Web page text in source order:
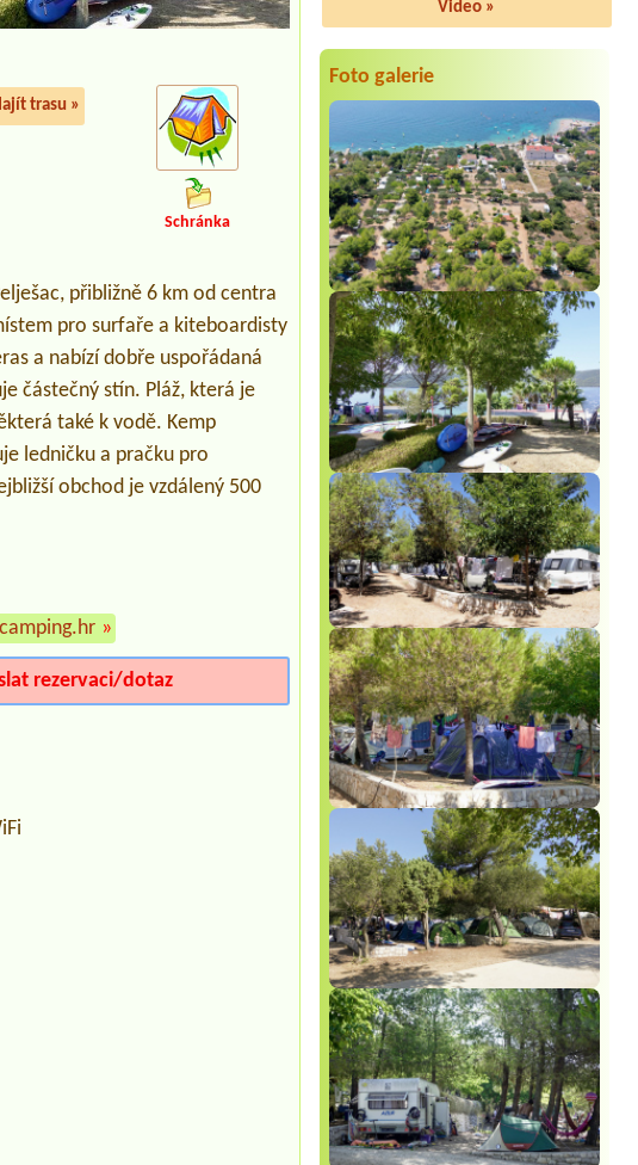
Kosirina **
1x tent for 2 and small Van ProAce
versoOne camping place for small van
and small tent with el power
Termín od 2026-08-28 |Camping
Kozarica ****
Termín od 2026-08-14 |Camp Baško
Polje ***
Tent 3x3 m, 2 adults
Termín od 2026-08-28 |Camping
Family Kopacevo *
1xmiesto
Video »
Foto galerie
trasu »
Schránka
přibližně 6 km od centra
pro surfaře a kiteboardisty
a nabízí dobře uspořádaná
částečný stín. Pláž, která je
také k vodě. Kemp
ledničku a pračku pro
obchod je vzdálený 500
»
rezervaci/dotaz